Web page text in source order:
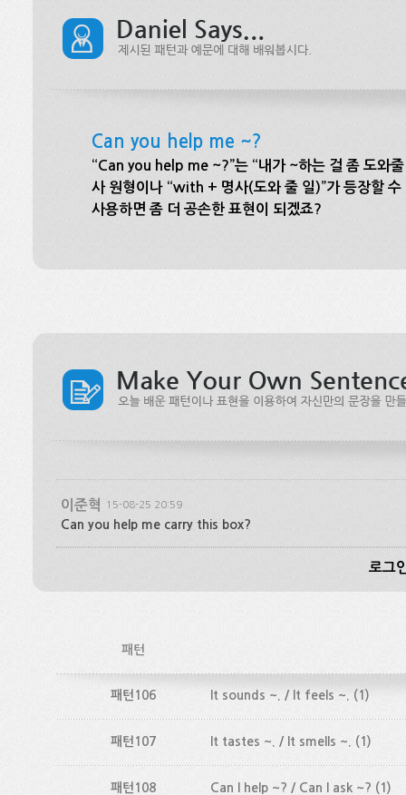
Can you help me ~?
“Can you help me ~?”는 “내가 ~하는 걸 좀 도와
사 원형이나 “with + 명사(도와 줄 일)”가 등장할 수
사용하면 좀 더 공손한 표현이 되겠죠?
이준혁 15-08-25 20:59
Can you help me carry this box?
로그
패턴
패턴106 It sounds ~. / It feels ~. (1)
패턴107 It tastes ~. / It smells ~. (1)
패턴108 Can I help ~? / Can I ask ~? (1)